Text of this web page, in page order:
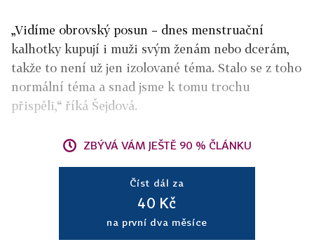
„Vidíme obrovský posun – dnes menstruační
kalhotky kupují i muži svým ženám nebo dcerám,
takže to není už jen izolované téma. Stalo se z toho
normální téma a snad jsme k tomu trochu
přispěli,“ říká Šejdová.
ZBÝVÁ VÁM JEŠTĚ 90 % ČLÁNKU
Číst dál za
40 Kč
na první dva měsíce